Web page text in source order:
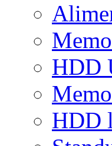
HDD
HDD